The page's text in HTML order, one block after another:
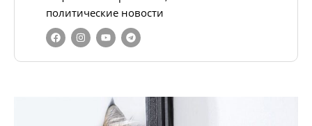
политические новости